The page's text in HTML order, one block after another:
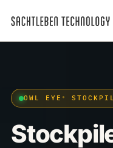
OWL EYE ®